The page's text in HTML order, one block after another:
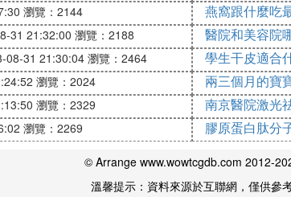
瀏覽：2144 燕窩跟什麼吃
31 21:32:00 瀏覽：2188 醫院和美容院
08-31 21:30:04 瀏覽：2464 學生干皮適合
瀏覽：2024 兩三個月的寶
瀏覽：2329 南京醫院激光
瀏覽：2269 膠原蛋白肽分
© Arrange www.wowtcgdb.com 2012-
溫馨提示：資料來源於互聯網，僅供參